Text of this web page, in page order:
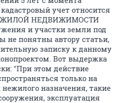
учет относится
НЕДВИЖИМОСТИ
и участки земли под
не понятны автору статьи,
записку к данному
Вот выдержка
"При этом действие
только на
назначения, такие
эксплуатация